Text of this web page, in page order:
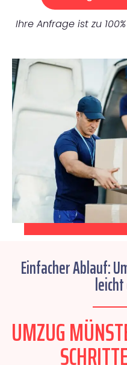
Ihre Anfrage ist zu
Einfacher Ablauf:
UMZUG